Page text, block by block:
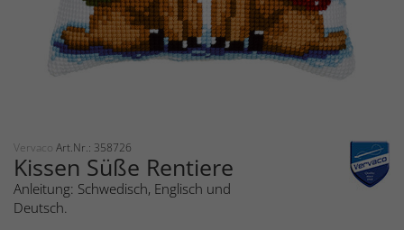
Vervaco Art.Nr.: 358726
Kissen Süße Rentiere
Anleitung: Schwedisch, Englisch und
Deutsch.